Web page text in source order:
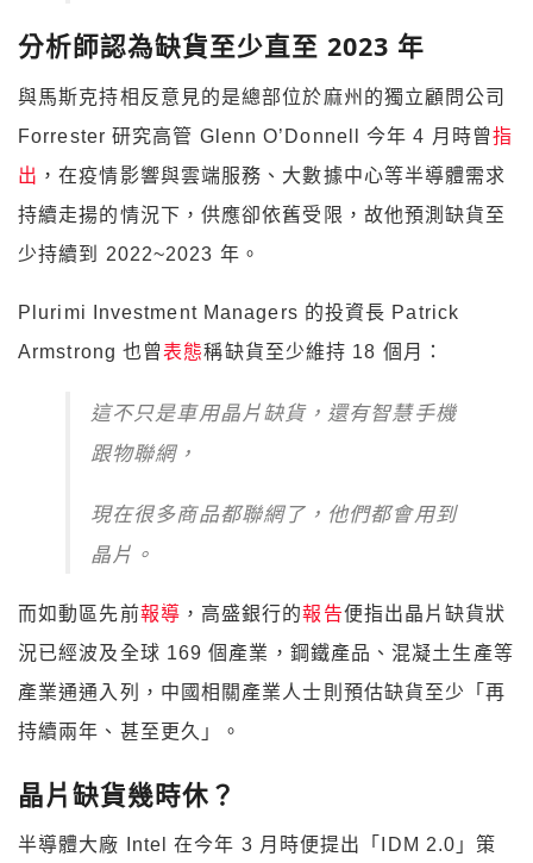
分析師認為缺貨至少直至 2023 年
與馬斯克持相反意見的是總部位於麻州的獨立顧問公司
Forrester 研究高管 Glenn O’Donnell 今年 4 月時曾指
出 ，在疫情影響與雲端服務、大數據中心等半導體需求
持續走揚的情況下，供應卻依舊受限，故他預測缺貨至
少持續到 2022~2023 年。
Plurimi Investment Managers 的投資長 Patrick
Armstrong 也曾表態稱缺貨至少維持 18 個月：
這不只是車用晶片缺貨，還有智慧手機
跟物聯網，
現在很多商品都聯網了，他們都會用到
晶片。
而如動區先前報導 ，高盛銀行的報告便指出晶片缺貨狀
況已經波及全球 169 個產業，鋼鐵產品、混凝土生產等
產業通通入列，中國相關產業人士則預估缺貨至少「再
持續兩年、甚至更久」。
晶片缺貨幾時休？
半導體大廠 Intel 在今年 3 月時便提出「IDM 2.0」策